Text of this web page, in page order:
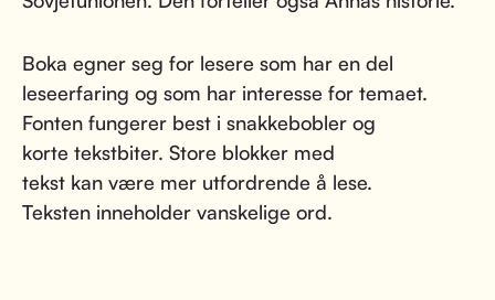
Boka egner seg for lesere som har en del
leseerfaring og som har interesse for temaet.
Fonten fungerer best i snakkebobler og
korte tekstbiter. Store blokker med
tekst kan være mer utfordrende å lese.
Teksten inneholder vanskelige ord.